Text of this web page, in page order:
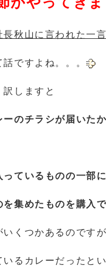
秋山に言われた一
ですよね。。。
しますと
ーのチラシが届いた
ているものの一部に
集めたものを購入
くつかあるのですが
るカレーだったと